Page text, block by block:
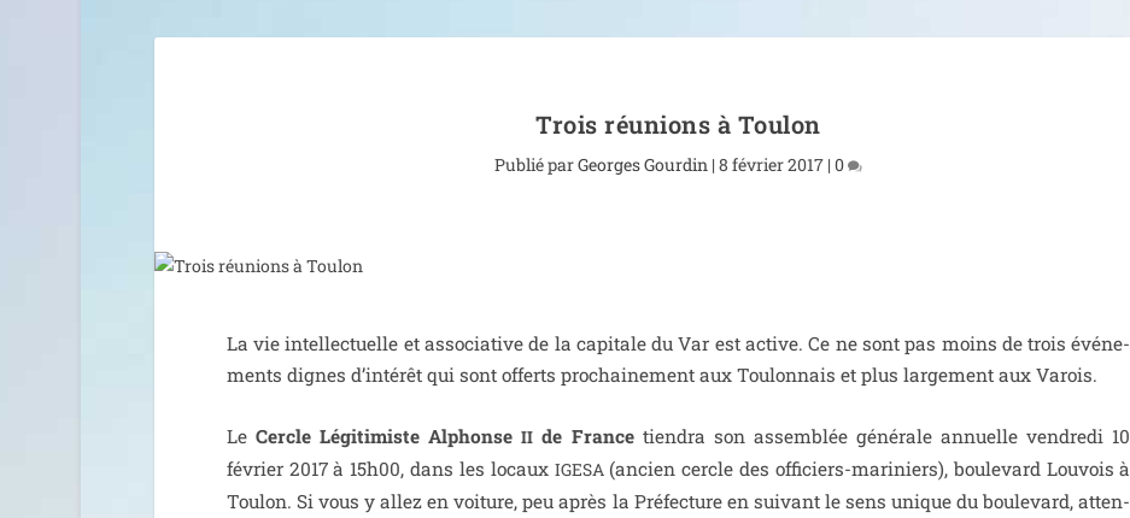
Trois réunions à Toulon
Publié parGeorges Gourdin |8 février 2017 |0
La vie intel­lec­tuelle et asso­cia­tive de la capi­tale du Var est active. Ce ne sont pas moins de trois évé­ne­
ments dignes d’in­té­rêt qui sont offerts pro­chai­ne­ment aux Toulonnais et plus lar­ge­ment aux Varois.
Le Cercle Légitimiste AlphonseII de Francetien­dra son assem­blée géné­rale annuelle ven­dre­di 10
février 2017 à 15h00, dans les locaux IGESA (ancien cercle des offi­ciers-mari­niers), bou­le­vard Louvois à
Toulon. Si vous y allez en voi­ture, peu après la Préfecture en sui­vant le sens unique du bou­le­vard, atten­